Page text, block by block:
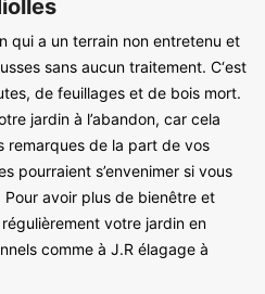
qui a un terrain non entretenu et
sans aucun traitement. C‘est
de feuillages et de bois mort.
jardin à l’abandon, car cela
remarques de la part de vos
pourraient s’envenimer si vous
avoir plus de bienêtre et
votre jardin en
comme à J.R élagage à